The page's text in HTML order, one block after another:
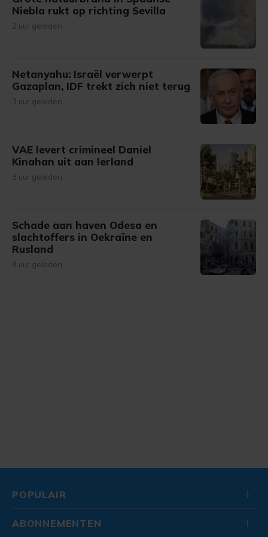
Niebla rukt op richting Sevilla
2 uur geleden
Netanyahu: Israël verwerpt
Gazaplan, IDF trekt zich niet terug
3 uur geleden
VAE levert crimineel Daniel
Kinahan uit aan Ierland
3 uur geleden
Schade aan haven Odesa en
slachtoffers in Oekraïne en
Rusland
4 uur geleden
POPULAIR
ABONNEMENTEN